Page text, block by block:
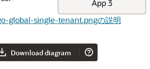
global-single-tenant.pngの説明
Download diagram